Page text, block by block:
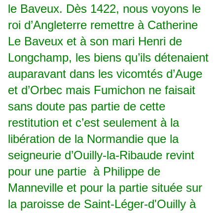
le Baveux. Dès 1422, nous voyons le
roi d’Angleterre remettre à Catherine
Le Baveux et à son mari Henri de
Longchamp, les biens qu’ils détenaient
auparavant dans les vicomtés d’Auge
et d’Orbec mais Fumichon ne faisait
sans doute pas partie de cette
restitution et c’est seulement à la
libération de la Normandie que la
seigneurie d’Ouilly-la-Ribaude revint
pour une partie à Philippe de
Manneville et pour la partie située sur
la paroisse de Saint-Léger-d'Ouilly à